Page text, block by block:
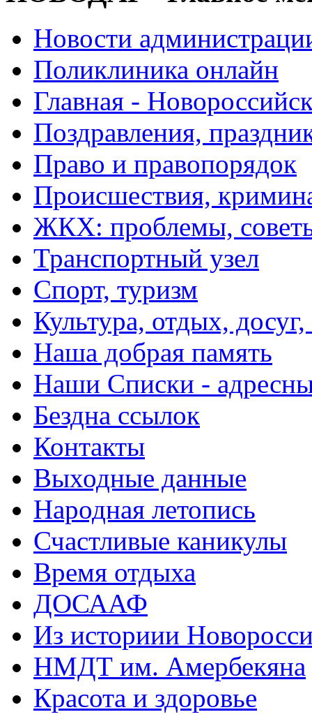
Новости
Поликлиника онлайн
Главная -
Поздравления,
Право и правопорядок
Происшествия,
ЖКХ: проблемы,
Транспортный узел
Спорт, туризм
Культура, отдых,
Наша добрая память
Наши Списки -
Бездна ссылок
Контакты
Выходные данные
Народная летопись
Счастливые каникулы
Время отдыха
ДОСААФ
Из историии
НМДТ им. Амербекяна
Красота и здоровье